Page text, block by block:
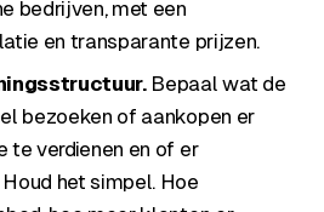
bedrijven, met een
en transparante prijzen.
Bepaal wat de
bezoeken of aankopen er
te verdienen en of er
het simpel. Hoe